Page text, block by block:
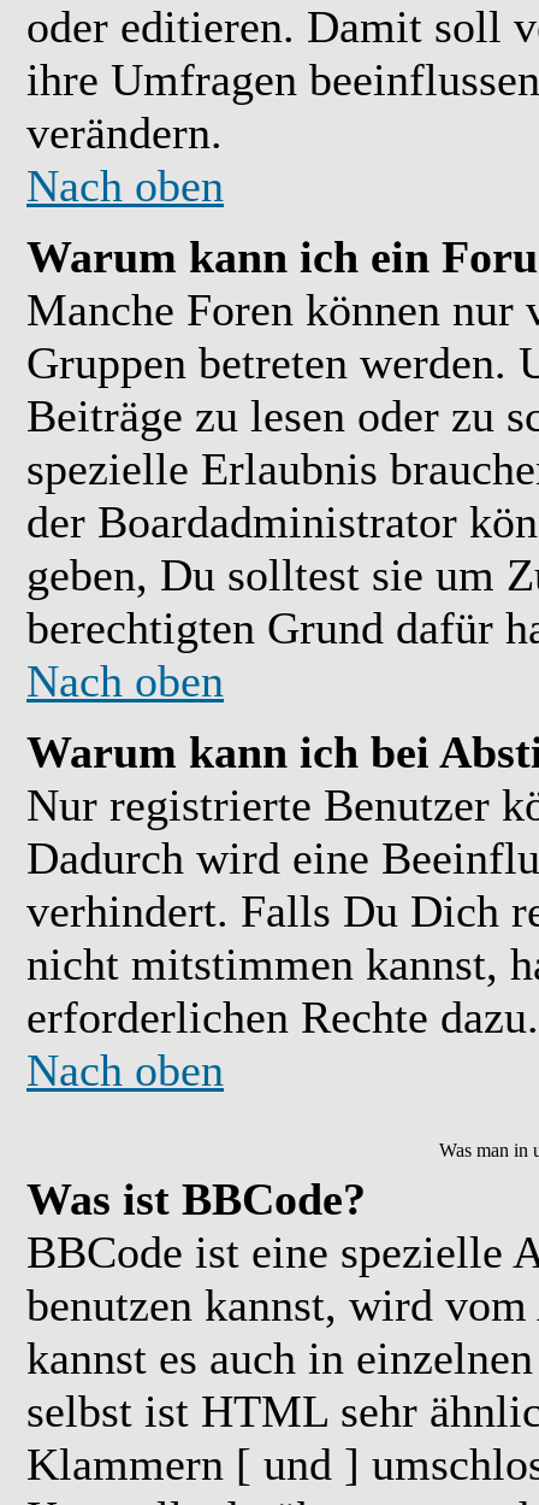
oder editieren. Damit soll
ihre Umfragen
verändern.
Nach oben
Warum kann ich ein
Manche Foren können nur
Gruppen betreten werden.
Beiträge zu lesen oder zu
spezielle Erlaubnis
der Boardadministrator
geben, Du solltest sie um
berechtigten Grund dafür
Nach oben
Warum kann ich bei
Nur registrierte Benutzer
Dadurch wird eine
verhindert. Falls Du Dich
nicht mitstimmen kannst,
erforderlichen Rechte dazu.
Nach oben
Was man in
Was ist BBCode?
BBCode ist eine spezielle
benutzen kannst, wird
kannst es auch in
selbst ist HTML sehr
Klammern [ und ]